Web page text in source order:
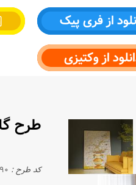
از فری پیک
از وکتیزی
طرح
کد طرح :